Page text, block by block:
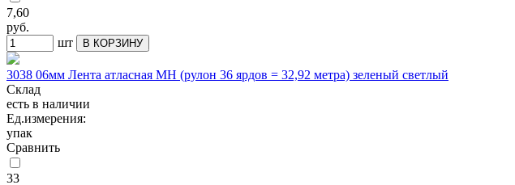
7,60
руб.
шт
В КОРЗИНУ
3038 06мм Лента атласная МН (рулон 36 ярдов = 32,92 метра) зеленый светлый
Склад
есть в наличии
Ед.измерения:
упак
Сравнить
33